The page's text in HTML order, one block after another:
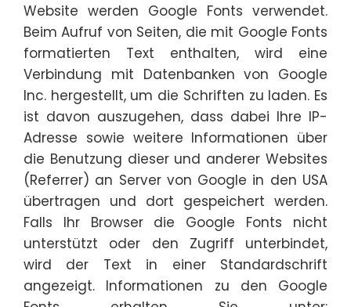
Website werden Google Fonts verwendet.
Beim Aufruf von Seiten, die mit Google Fonts
formatierten Text enthalten, wird eine
Verbindung mit Datenbanken von Google
Inc. hergestellt, um die Schriften zu laden. Es
ist davon auszugehen, dass dabei Ihre IP-
Adresse sowie weitere Informationen über
die Benutzung dieser und anderer Websites
(Referrer) an Server von Google in den USA
übertragen und dort gespeichert werden.
Falls Ihr Browser die Google Fonts nicht
unterstützt oder den Zugriff unterbindet,
wird der Text in einer Standardschrift
angezeigt. Informationen zu den Google